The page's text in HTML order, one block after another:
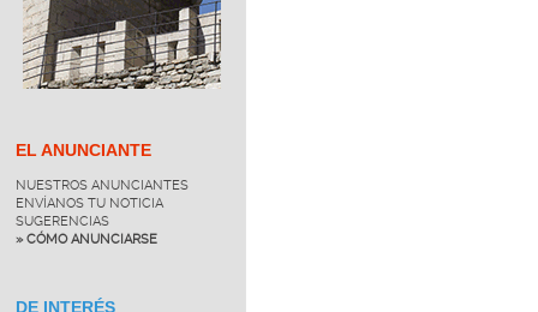
EL ANUNCIANTE
NUESTROS ANUNCIANTES
ENVÍANOS TU NOTICIA
SUGERENCIAS
» CÓMO ANUNCIARSE
DE INTERÉS